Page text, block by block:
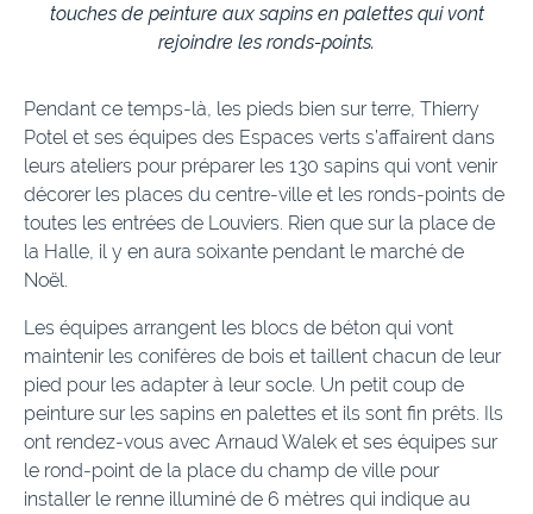
touches de peinture aux sapins en palettes qui vont
rejoindre les ronds-points.
Pendant ce temps-là, les pieds bien sur terre, Thierry
Potel et ses équipes des Espaces verts s’affairent dans
leurs ateliers pour préparer les 130 sapins qui vont venir
décorer les places du centre-ville et les ronds-points de
toutes les entrées de Louviers. Rien que sur la place de
la Halle, il y en aura soixante pendant le marché de
Noël.
Les équipes arrangent les blocs de béton qui vont
maintenir les conifères de bois et taillent chacun de leur
pied pour les adapter à leur socle. Un petit coup de
peinture sur les sapins en palettes et ils sont fin prêts. Ils
ont rendez-vous avec Arnaud Walek et ses équipes sur
le rond-point de la place du champ de ville pour
installer le renne illuminé de 6 mètres qui indique au